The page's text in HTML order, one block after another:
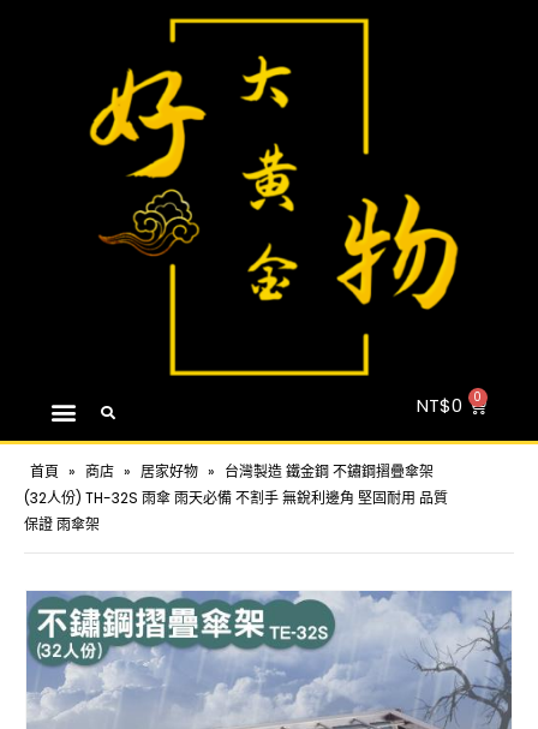
NT$0
首頁 » 商店 » 居家好物 » 台灣製造 鐵金鋼 不鏽鋼摺疊傘架
(32人份) TH-32S 雨傘 雨天必備 不割手 無銳利邊角 堅固耐用 品質
保證 雨傘架